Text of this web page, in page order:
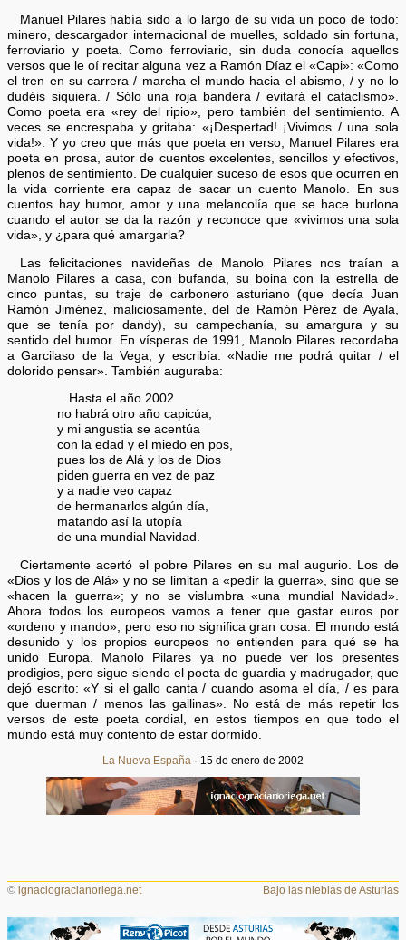
Manuel Pilares había sido a lo largo de su vida un poco de todo:
minero, descargador internacional de muelles, soldado sin fortuna,
ferroviario y poeta. Como ferroviario, sin duda conocía aquellos
versos que le oí recitar alguna vez a Ramón Díaz el «Capi»: «Como
el tren en su carrera / marcha el mundo hacia el abismo, / y no lo
dudéis siquiera. / Sólo una roja bandera / evitará el cataclismo».
Como poeta era «rey del ripio», pero también del sentimiento. A
veces se encrespaba y gritaba: «¡Despertad! ¡Vivimos / una sola
vida!». Y yo creo que más que poeta en verso, Manuel Pilares era
poeta en prosa, autor de cuentos excelentes, sencillos y efectivos,
plenos de sentimiento. De cualquier suceso de esos que ocurren en
la vida corriente era capaz de sacar un cuento Manolo. En sus
cuentos hay humor, amor y una melancolía que se hace burlona
cuando el autor se da la razón y reconoce que «vivimos una sola
vida», y ¿para qué amargarla?
Las felicitaciones navideñas de Manolo Pilares nos traían a
Manolo Pilares a casa, con bufanda, su boina con la estrella de
cinco puntas, su traje de carbonero asturiano (que decía Juan
Ramón Jiménez, maliciosamente, del de Ramón Pérez de Ayala,
que se tenía por dandy), su campechanía, su amargura y su
sentido del humor. En vísperas de 1991, Manolo Pilares recordaba
a Garcilaso de la Vega, y escribía: «Nadie me podrá quitar / el
dolorido pensar». También auguraba:
Hasta el año 2002
no habrá otro año capicúa,
y mi angustia se acentúa
con la edad y el miedo en pos,
pues los de Alá y los de Dios
piden guerra en vez de paz
y a nadie veo capaz
de hermanarlos algún día,
matando así la utopía
de una mundial Navidad.
Ciertamente acertó el pobre Pilares en su mal augurio. Los de
«Dios y los de Alá» y no se limitan a «pedir la guerra», sino que se
«hacen la guerra»; y no se vislumbra «una mundial Navidad».
Ahora todos los europeos vamos a tener que gastar euros por
«ordeno y mando», pero eso no significa gran cosa. El mundo está
desunido y los propios europeos no entienden para qué se ha
unido Europa. Manolo Pilares ya no puede ver los presentes
prodigios, pero sigue siendo el poeta de guardia y madrugador, que
dejó escrito: «Y si el gallo canta / cuando asoma el día, / es para
que duerman / menos las gallinas». No está de más repetir los
versos de este poeta cordial, en estos tiempos en que todo el
mundo está muy contento de estar dormido.
La Nueva España · 15 de enero de 2002
©ignaciogracianoriega.net Bajo las nieblas de Asturias